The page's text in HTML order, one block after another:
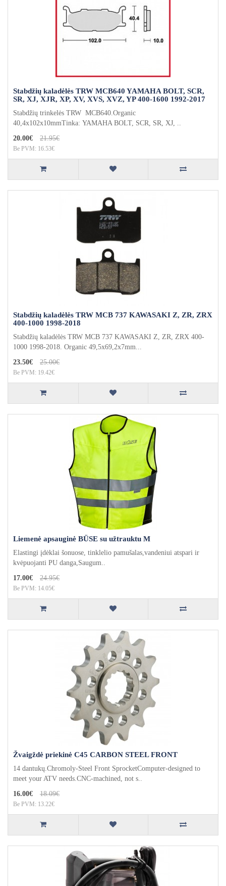
Stabdžių kaladėlės TRW MCB640 YAMAHA BOLT, SCR,
SR, XJ, XJR, XP, XV, XVS, XVZ, YP 400-1600 1992-2017
Stabdžių trinkelės TRW MCB640.Organic
40,4x102x10mmTinka: YAMAHA BOLT, SCR, SR, XJ, ..
20.00€
21.95€
Be PVM: 16.53€
Stabdžių kaladėlės TRW MCB 737 KAWASAKI Z, ZR, ZRX
400-1000 1998-2018
Stabdžių kaladėlės TRW MCB 737 KAWASAKI Z, ZR, ZRX 400-
1000 1998-2018. Organic 49,5x69,2x7mm...
23.50€
25.00€
Be PVM: 19.42€
Liemenė apsauginė BÜSE su užtrauktu M
Elastingi įdėklai šonuose, tinklelio pamušalas,vandeniui atspari ir
kvėpuojanti PU danga,Saugum..
17.00€
24.95€
Be PVM: 14.05€
Žvaigždė priekinė C45 CARBON STEEL FRONT
14 dantukų.Chromoly-Steel Front SprocketComputer-designed to
meet your ATV needs.CNC-machined, not s..
16.00€
18.09€
Be PVM: 13.22€